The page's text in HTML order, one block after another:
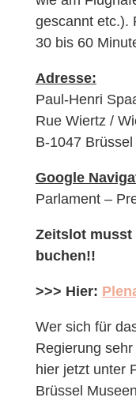
gescannt etc.).
30 bis 60
Adresse:
Paul-Henri
Rue Wiertz /
B-1047 Brüssel
Google
Parlament –
Zeitslot
buchen!!
>>> Hier:
Wer sich für
Regierung
hier jetzt unter
Brüssel